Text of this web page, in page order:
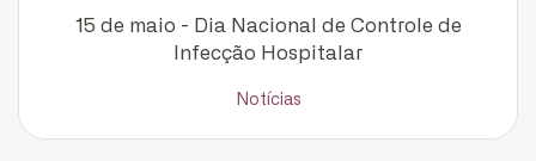
15 de maio - Dia Nacional de Controle de
Infecção Hospitalar
Notícias